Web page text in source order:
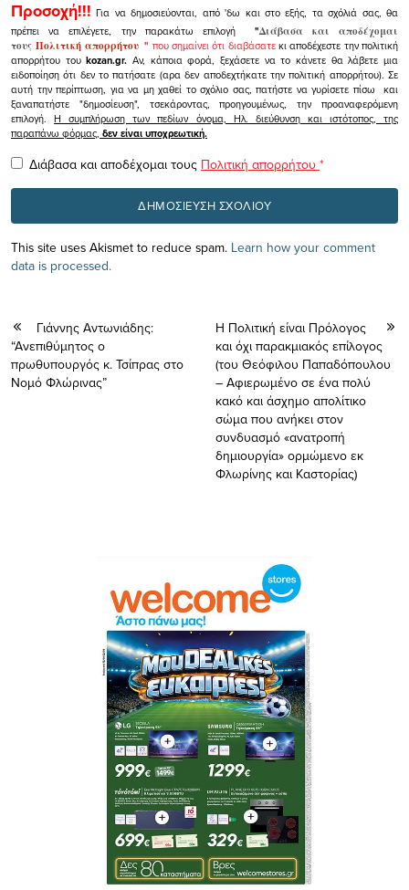
Προσοχή!!! Για να δημοσιεύονται, από 'δω και στο εξής, τα σχόλιά σας, θα
πρέπει να επιλέγετε, την παρακάτω επιλογή
"Διάβασα και αποδέχομαι
τουςΠολιτική απορρήτου" που σημαίνει ότι διαβάσατεκι αποδέχεστε την πολιτική
απορρήτου τουkozan.gr. Αν, κάποια φορά, ξεχάσετε να το κάνετε θα λάβετε μια
ειδοποίηση ότι δεν το πατήσατε (αρα δεν αποδεχτήκατε την πολιτική απορρήτου). Σε
αυτή την περίπτωση, για να μη χαθεί το σχόλιο σας, πατήστε να γυρίσετε πίσω και
ξαναπατήστε "δημοσίευση", τσεκάροντας, προηγουμένως, την προαναφερόμενη
επιλογή.Η συμπλήρωση των πεδίων όνομα, Ηλ. διεύθυνση και ιστότοπος, της
παραπάνω φόρμας, δεν είναι υποχρεωτική.
Διάβασα και αποδέχομαι τους Πολιτική απορρήτου *
This site uses Akismet to reduce spam. Learn how your comment
data is processed.
Γιάννης Αντωνιάδης:
“Ανεπιθύμητος ο
πρωθυπουργός κ. Τσίπρας στο
Νομό Φλώρινας”
Η Πολιτική είναι Πρόλογος
και όχι παρακμιακός επίλογος
(του Θεόφιλου Παπαδόπουλου
– Αφιερωμένο σε ένα πολύ
κακό και άσχημο απολίτικο
σώμα που ανήκει στον
συνδυασμό «ανατροπή
δημιουργία» ορμώμενο εκ
Φλωρίνης και Καστορίας)